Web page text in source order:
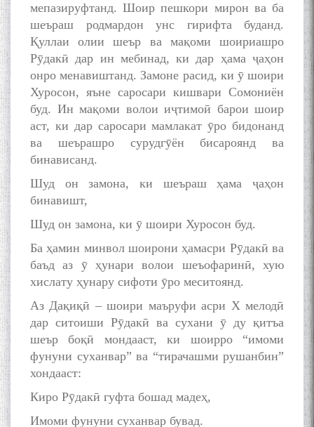
мепазируфтанд. Шоир пешкори мирон ва ба
шеъраш родмардон унс гирифта буданд.
Қуллаи олии шеър ва мақоми шоириашро
Рӯдакӣ дар ин мебинад, ки дар ҳама ҷаҳон
онро менавиштанд. Замоне расид, ки ӯ шоири
Хуросон, яъне саросари кишвари Сомониён
буд. Ин мақоми волои иҷтимоӣ барои шоир
аст, ки дар саросари мамлакат ӯро бидонанд
ва шеърашро сурудгӯён бисароянд ва
бинависанд.
Шуд он замона, ки шеъраш ҳама ҷаҳон
бинавишт,
Шуд он замона, ки ӯ шоири Хуросон буд.
Ба ҳамин минвол шоирони ҳамасри Рӯдакӣ ва
баъд аз ӯ ҳунари волои шеъофаринӣ, хую
хислату ҳунару сифоти ӯро меситоянд.
Аз Дақиқӣ – шоири маъруфи асри Х мелодӣ
дар ситоиши Рӯдакӣ ва сухани ӯ ду қитъа
шеър боқӣ мондааст, ки шоирро “имоми
фунуни суханвар” ва “тирачашми рушанбин”
хондааст:
Киро Рӯдакӣ гуфта бошад мадеҳ,
Имоми фунуни суханвар бувад.